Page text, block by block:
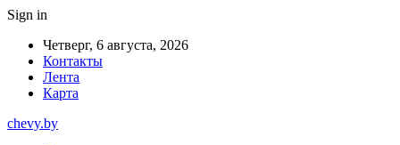
Sign in
Четверг, 6 августа, 2026
Контакты
Лента
Карта
chevy.by